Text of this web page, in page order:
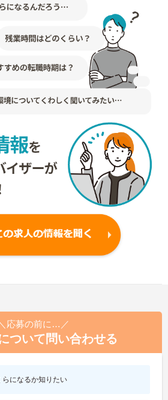
応募の前に…／
ついて問い合わせる
らになるか知りたい